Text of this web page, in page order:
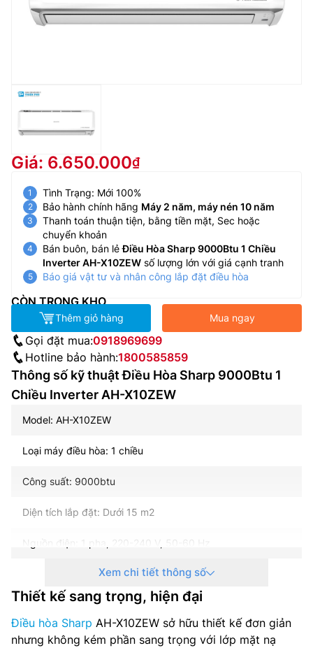
Giá: 6.650.000
Tình Trạng: Mới 100%
Bảo hành chính hãng Máy 2 năm, máy nén 10 năm
Thanh toán thuận tiện, bằng tiền mặt, Sec hoặc
chuyển khoản
Bán buôn, bán lẻĐiều Hòa Sharp 9000Btu 1 Chiều
Inverter AH-X10ZEW số lượng lớn với giá cạnh tranh
Báo giá vật tư và nhân công lắp đặt điều hòa
CÒN TRONG KHO
Thêm giỏ hàng Mua ngay
Gọi đặt mua:0918969699
Hotline bảo hành:1800585859
Thông số kỹ thuật Điều Hòa Sharp 9000Btu 1
Chiều Inverter AH-X10ZEW
Model: AH-X10ZEW
Loại máy điều hòa: 1 chiều
Công suất: 9000btu
Diện tích lắp đặt: Dưới 15 m2
Nguồn điện: 1 pha, 220-240 V, 50-60 Hz
Điện năng tiêu thụ (làm lạnh): 0.87 kW/h
Công nghệ inverter: Có
Môi chất lạnh R32
Xem chi tiết thông số
Thiết kế sang trọng, hiện đại
Điều hòa Sharp AH-X10ZEW sở hữu thiết kế đơn giản
nhưng không kém phần sang trọng với lớp mặt nạ